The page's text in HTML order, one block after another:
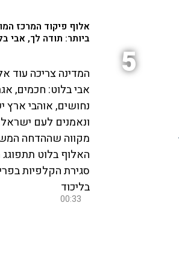
5
אלוף פיקוד המרכז
ביותר: תודה לך, אבי
המדינה צריכה עוד
אבי בלוט: חכמים,
נחושים, אוהבי ארץ
ונאמנים לעם
מקווה שההדחה
האלוף בלוט
סגירת הקלפיות
בליכוד
00:33